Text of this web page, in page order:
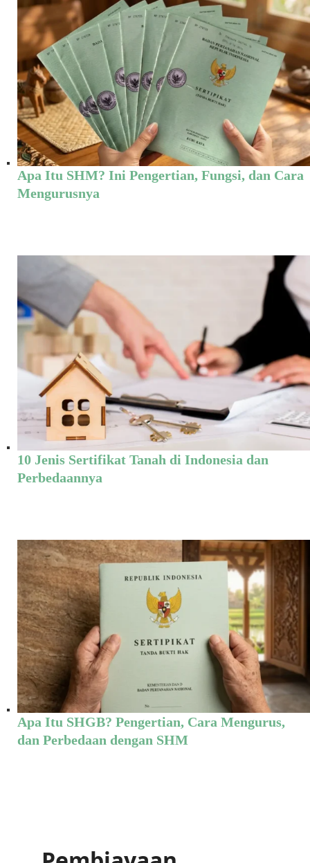
Apa Itu SHM? Ini Pengertian, Fungsi, dan Cara
Mengurusnya
10 Jenis Sertifikat Tanah di Indonesia dan
Perbedaannya
Apa Itu SHGB? Pengertian, Cara Mengurus,
dan Perbedaan dengan SHM